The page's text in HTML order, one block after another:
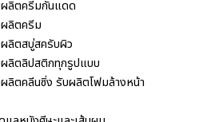
ผลิตครีมกันแดด
ลิตครีม
ลิตสบู่สครับผิว
ผลิตลิปสติกทุกรูปแบบ
ลิตคลีนซิ่ง รับผลิตโฟมล้างหน้า